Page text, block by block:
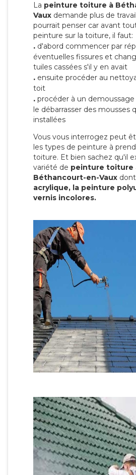
La peinture toiture à
Vaux demande plus de
pourrait penser car avant
peinture sur la toiture, il faut:
. d'abord commencer par
éventuelles fissures et
tuiles cassées s'il y en avait
. ensuite procéder au
toit
. procéder à un
le débarrasser des mousses
installées
Vous vous interrogez peut
les types de peinture à
toiture. Et bien sachez qu'il
variété de peinture toiture
Béthancourt-en-Vaux
acrylique, la peinture
vernis incolores.